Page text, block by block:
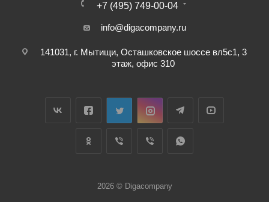
+7 (495) 749-00-04
info@digacompany.ru
141031, г. Мытищи, Осташковское шоссе вл5с1, 3
этаж, офис 310
2026 © Digacompany